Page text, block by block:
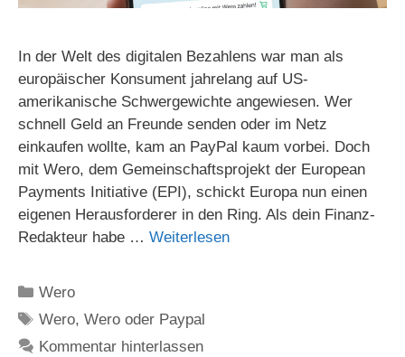
In der Welt des digitalen Bezahlens war man als
europäischer Konsument jahrelang auf US-
amerikanische Schwergewichte angewiesen. Wer
schnell Geld an Freunde senden oder im Netz
einkaufen wollte, kam an PayPal kaum vorbei. Doch
mit Wero, dem Gemeinschaftsprojekt der European
Payments Initiative (EPI), schickt Europa nun einen
eigenen Herausforderer in den Ring. Als dein Finanz-
Redakteur habe … Weiterlesen
Kategorien
Wero
Schlagwörter
Wero,Wero oder Paypal
Kommentar hinterlassen